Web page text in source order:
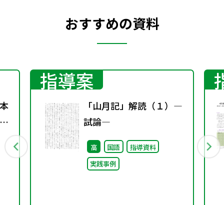
おすすめの資料
指導案
「山月記」解読（１）―
試論―
高 国語
指導資料
実践事例